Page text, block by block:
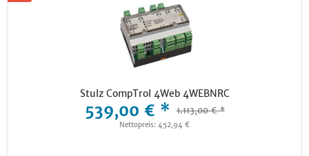
Stulz CompTrol 4Web 4WEBNRC
539,00 € * 1.113,00 € *
Nettopreis: 452,94 €